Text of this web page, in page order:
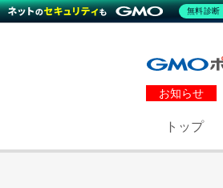
お知らせ
トップ
無料診断